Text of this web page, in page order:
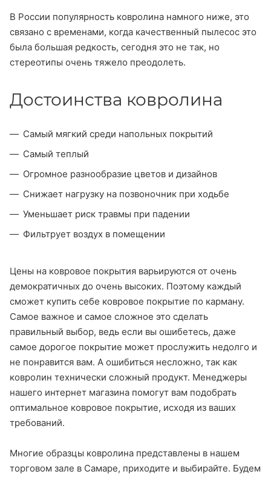
В России популярность ковролина намного ниже, это
связано с временами, когда качественный пылесос это
была большая редкость, сегодня это не так, но
стереотипы очень тяжело преодолеть.
Достоинства ковролина
Самый мягкий среди напольных покрытий
Самый теплый
Огромное разнообразие цветов и дизайнов
Снижает нагрузку на позвоночник при ходьбе
Уменьшает риск травмы при падении
Фильтрует воздух в помещении
Цены на ковровое покрытия варьируются от очень
демократичных до очень высоких. Поэтому каждый
сможет купить себе ковровое покрытие по карману.
Самое важное и самое сложное это сделать
правильный выбор, ведь если вы ошибетесь, даже
самое дорогое покрытие может прослужить недолго и
не понравится вам. А ошибиться несложно, так как
ковролин технически сложный продукт. Менеджеры
нашего интернет магазина помогут вам подобрать
оптимальное ковровое покрытие, исходя из ваших
требований.
Многие образцы ковролина представлены в нашем
торговом зале в Самаре, приходите и выбирайте. Будем